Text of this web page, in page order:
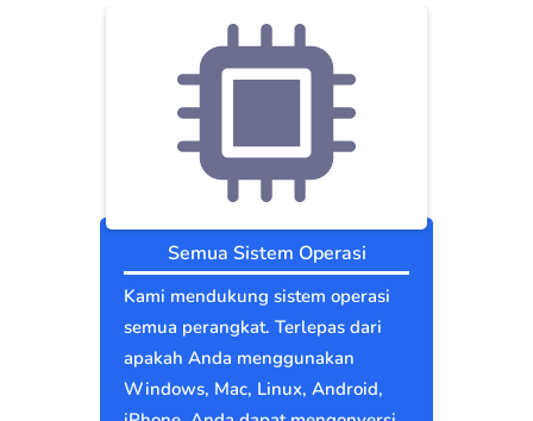
Semua Sistem Operasi
Kami mendukung sistem operasi
semua perangkat. Terlepas dari
apakah Anda menggunakan
Windows, Mac, Linux, Android,